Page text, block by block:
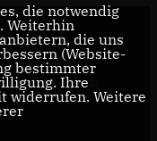
Rat der Stadt
rund
Stadt
die notwendig
Weiterhin
die uns
(Website-
bestimmter
Ihre
widerrufen. Weitere